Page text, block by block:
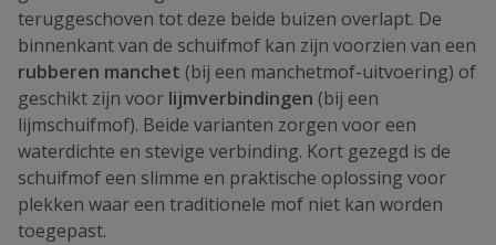
teruggeschoven tot deze beide buizen overlapt. De
binnenkant van de schuifmof kan zijn voorzien van een
rubberen manchet (bij een manchetmof-uitvoering) of
geschikt zijn voor lijmverbindingen (bij een
lijmschuifmof). Beide varianten zorgen voor een
waterdichte en stevige verbinding. Kort gezegd is de
schuifmof een slimme en praktische oplossing voor
plekken waar een traditionele mof niet kan worden
toegepast.